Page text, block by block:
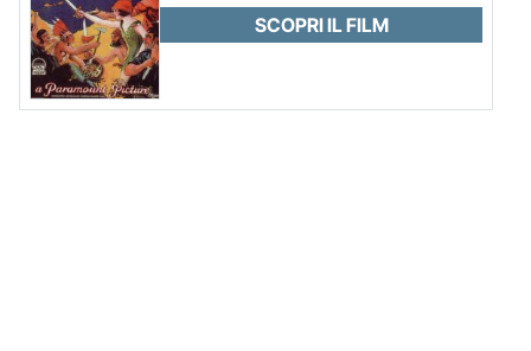
SCOPRI IL FILM